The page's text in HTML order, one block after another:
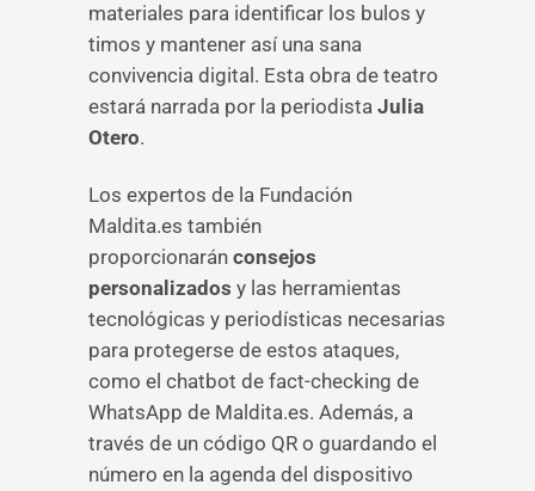
materiales para identificar los bulos y
timos y mantener así una sana
convivencia digital. Esta obra de teatro
estará narrada por la periodista Julia
Otero.
Los expertos de la Fundación
Maldita.es también
proporcionarán consejos
personalizados y las herramientas
tecnológicas y periodísticas necesarias
para protegerse de estos ataques,
como el chatbot de fact-checking de
WhatsApp de Maldita.es. Además, a
través de un código QR o guardando el
número en la agenda del dispositivo